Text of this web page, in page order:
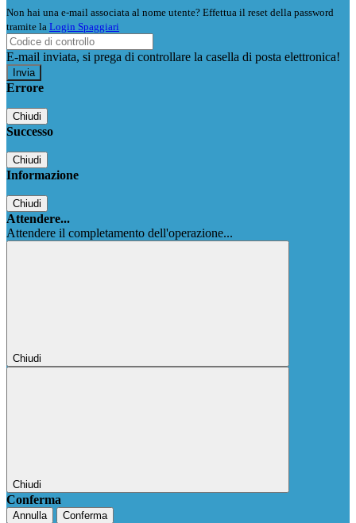
Non hai una e-mail associata al nome utente? Effettua il reset della password
tramite la Login Spaggiari
E-mail inviata, si prega di controllare la casella di posta elettronica!
Errore
Chiudi
Successo
Chiudi
Informazione
Chiudi
Attendere...
Attendere il completamento dell'operazione...
Chiudi
Chiudi
Conferma
Annulla Conferma